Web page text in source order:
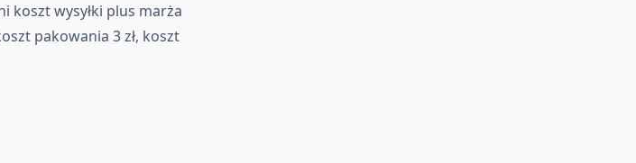
koszt wysyłki plus marża
pakowania 3 zł, koszt